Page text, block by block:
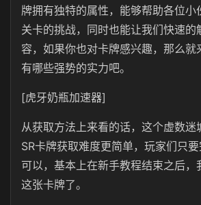
牌拥有独特的属性，能够帮助各位小
关卡的挑战，同时也能让我们快速的
容，如果你也对卡牌感兴趣，那么就
有哪些强势的实力吧。
[虎牙奶瓶加速器]
从获取方法上来看的话，这个虚数迷
SR卡牌获取难度更简单，玩家们只
可以，基本上在新手教程结束之后，
这张卡牌了。